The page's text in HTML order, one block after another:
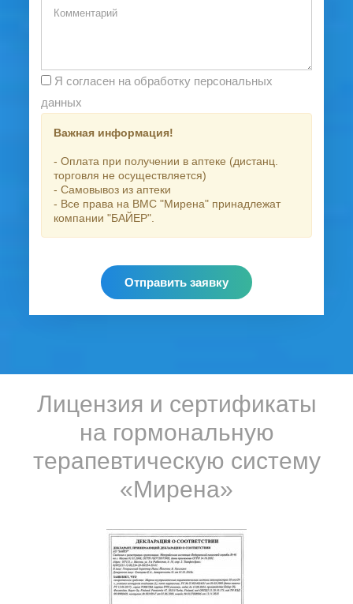
данных
Важная информация!
- Оплата при получении в аптеке (дистанц.
торговля не осуществляется)
- Самовывоз из аптеки
- Все права на ВМС "Мирена" принадлежат
компании "БАЙЕР".
Отправить заявку
Лицензия и сертификаты
на гормональную
терапевтическую систему
«Мирена»